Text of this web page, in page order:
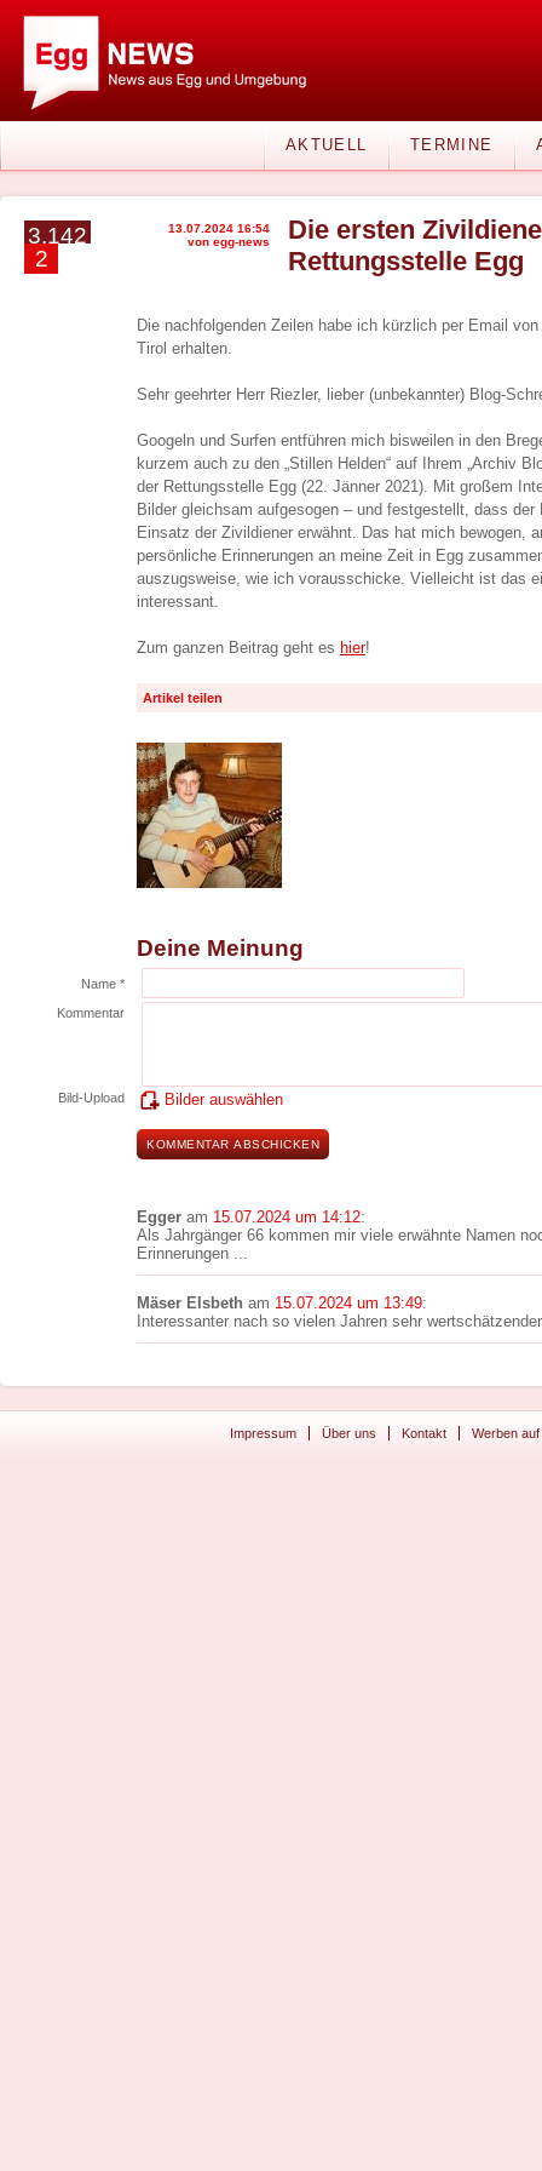
AKTUELL TERMINE
3.142
2
13.07.2024 16:54
von egg-news
Die ersten
Rettungsstelle Egg
Die nachfolgenden Zeilen habe ich kürzlich per Email
Tirol erhalten.
Sehr geehrter Herr Riezler, lieber (unbekannter) Blog-
Googeln und Surfen entführen mich bisweilen in den
kurzem auch zu den „Stillen Helden“ auf Ihrem „Archiv
der Rettungsstelle Egg (22. Jänner 2021). Mit großem
Bilder gleichsam aufgesogen – und festgestellt, dass
Einsatz der Zivildiener erwähnt. Das hat mich bewogen,
persönliche Erinnerungen an meine Zeit in Egg
auszugsweise, wie ich vorausschicke. Vielleicht ist das
interessant.
Zum ganzen Beitrag geht es hier!
Artikel teilen
Deine Meinung
Name *
Kommentar
Bild-Upload Bilder auswählen
Egger am 15.07.2024 um 14:12:
Als Jahrgänger 66 kommen mir viele erwähnte Namen
Erinnerungen ...
Mäser Elsbeth am 15.07.2024 um 13:49:
Interessanter nach so vielen Jahren sehr
Impressum Über uns Kontakt Werben